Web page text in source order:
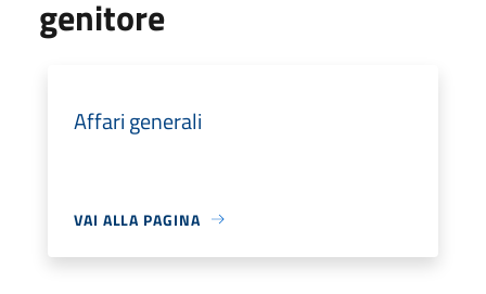
genitore
Affari generali
VAI ALLA PAGINA